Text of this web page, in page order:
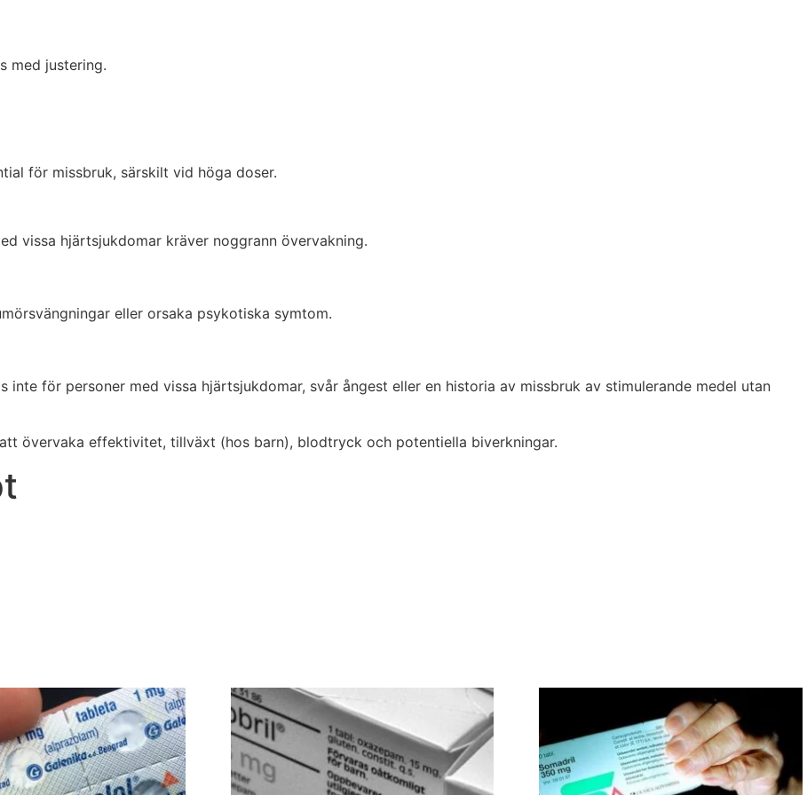
med justering.
för missbruk, särskilt vid höga doser.
vissa hjärtsjukdomar kräver noggrann övervakning.
eller orsaka psykotiska symtom.
för personer med vissa hjärtsjukdomar, svår ångest eller en historia av missbruk av stimulerande medel utan
övervaka effektivitet, tillväxt (hos barn), blodtryck och potentiella biverkningar.